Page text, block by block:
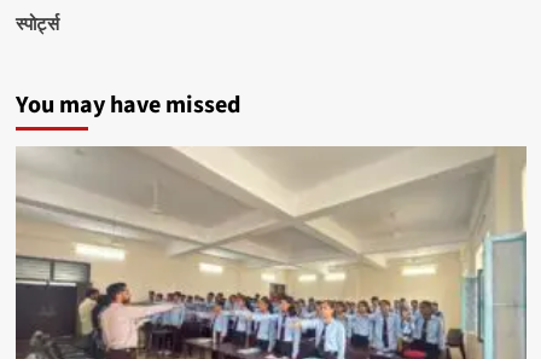
स्पोर्ट्स
You may have missed